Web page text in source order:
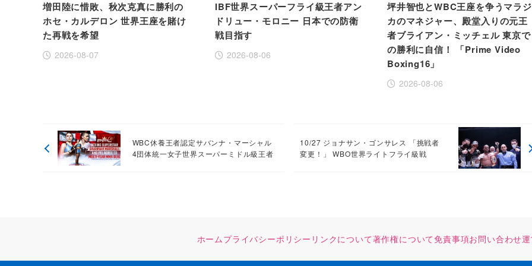
増田陸に惜敗、秋次克真に勝利の
ホセ・カルデロン 世界王座を賭け
た再戦を希望
2026-08-07
IBF世界スーパーフライ級王者アン
ドリュー・モロニー 日本での防衛
戦目指す
2026-08-06
坪井智也とWBC王座を争うマラジ
カのマネジャー、殿堂入りの元王
者ブライアン・ミッチェル 東京で
の勝利に自信！ 「Prime Video
Boxing16」
2026-08-06
WBC休養王者認定サバンナ・マーシャル
4団体統一女子世界スーパーミドル級王者
10/27 ジョナサン・ゴンサレス 「挑戦者
変更！」 WBO世界ライトフライ級戦
ホーム プライバシーポリシー リンクについて著作権について免責事項お問い合わせ